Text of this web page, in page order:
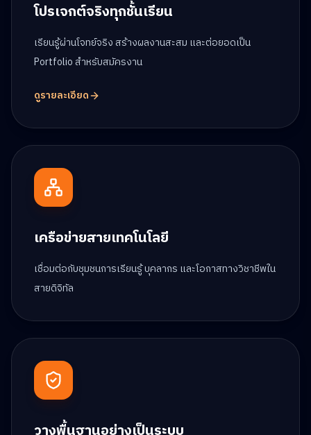
โปรเจกต์จริงทุกชั้นเรียน
เรียนรู้ผ่านโจทย์จริง สร้างผลงานสะสม และต่อยอดเป็น
Portfolio สำหรับสมัครงาน
ดูรายละเอียด
เครือข่ายสายเทคโนโลยี
เชื่อมต่อกับชุมชนการเรียนรู้ บุคลากร และโอกาสทางวิชาชีพใน
สายดิจิทัล